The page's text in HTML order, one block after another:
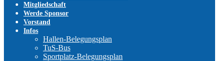
Mitgliedschaft
Werde Sponsor
Vorstand
Infos
Hallen-Belegungsplan
TuS-Bus
Sportplatz-Belegungsplan